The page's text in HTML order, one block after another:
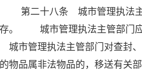
第二十八条 城市管理执法主
。 城市管理执法主管部门应
管理执法主管部门对查封、
的物品属非法物品的，移送有